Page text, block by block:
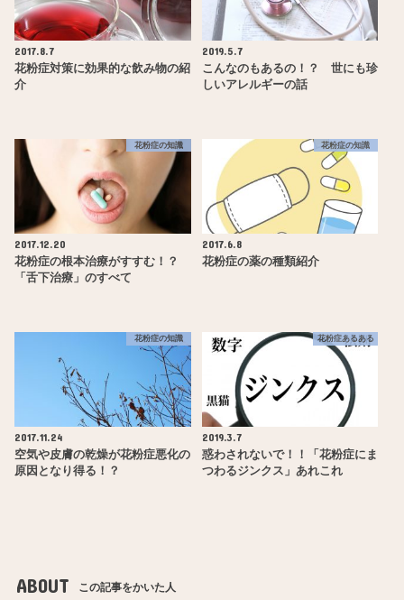
2017.8.7
花粉症対策に効果的な飲み物の紹
介
2019.5.7
こんなのもあるの！？ 世にも珍
しいアレルギーの話
花粉症の知識
2017.12.20
花粉症の根本治療がすすむ！？
「舌下治療」のすべて
花粉症の知識
2017.6.8
花粉症の薬の種類紹介
花粉症の知識
2017.11.24
空気や皮膚の乾燥が花粉症悪化の
原因となり得る！？
花粉症あるある
2019.3.7
惑わされないで！！「花粉症にま
つわるジンクス」あれこれ
ABOUT この記事をかいた人